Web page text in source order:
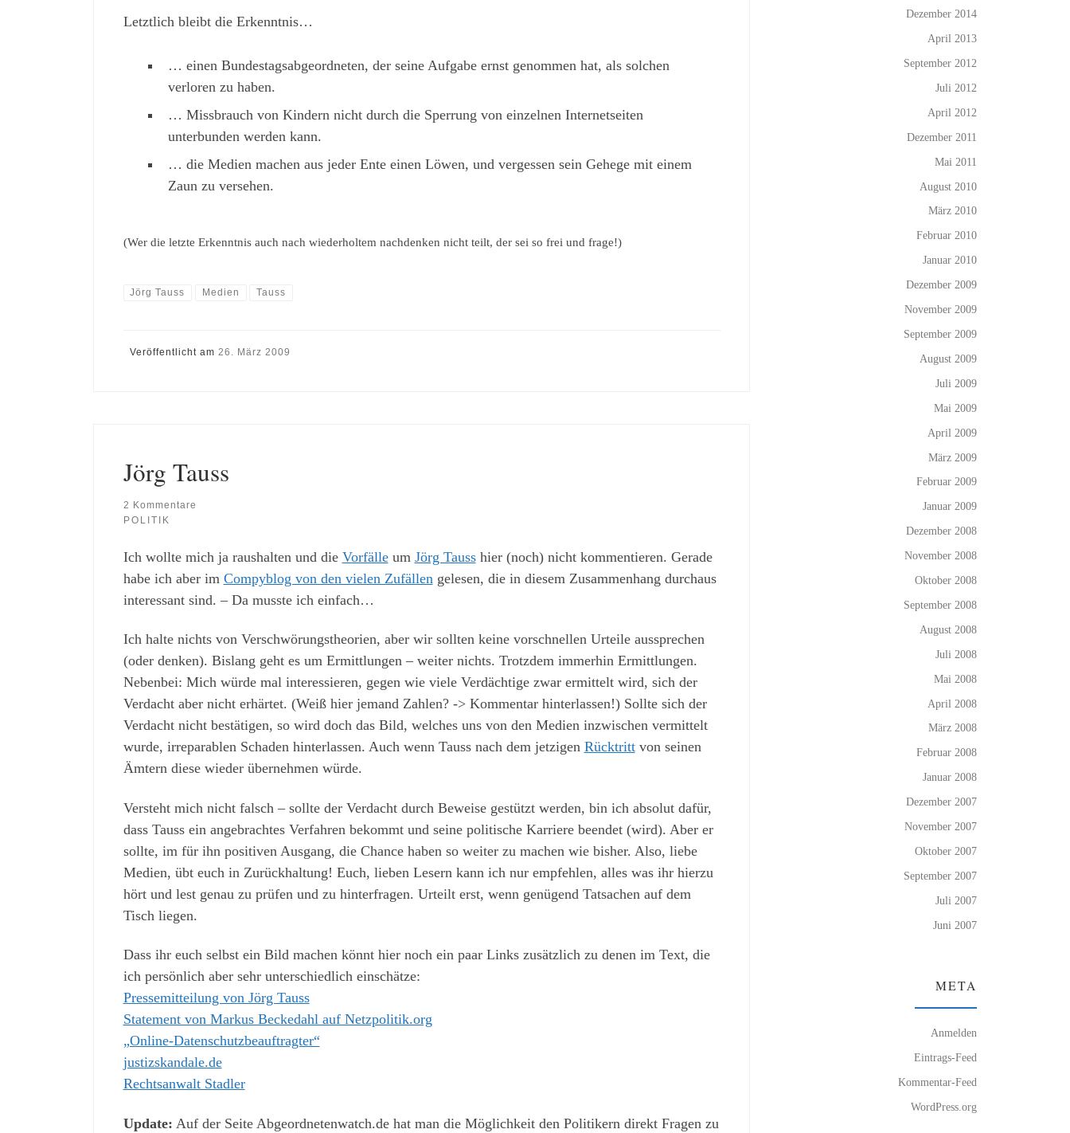
Letztlich bleibt die Erkenntnis…
… einen Bundestagsabgeordneten, der seine Aufgabe ernst genommen hat, als solchen
verloren zu haben.
… Missbrauch von Kindern nicht durch die Sperrung von einzelnen Internetseiten
unterbunden werden kann.
… die Medien machen aus jeder Ente einen Löwen, und vergessen sein Gehege mit einem
Zaun zu versehen.
(Wer die letzte Erkenntnis auch nach wiederholtem nachdenken nicht teilt, der sei so frei und frage!)
Jörg Tauss Medien Tauss
Veröffentlicht am 26. März 2009
Jörg Tauss
2 Kommentare
POLITIK
Ich wollte mich ja raushalten und die Vorfälleum Jörg Tausshier (noch) nicht kommentieren. Gerade
habe ich aber im Compyblog von den vielen Zufällen gelesen, die in diesem Zusammenhang durchaus
interessant sind. – Da musste ich einfach…
Ich halte nichts von Verschwörungstheorien, aber wir sollten keine vorschnellen Urteile aussprechen
(oder denken). Bislang geht es um Ermittlungen – weiter nichts. Trotzdem immerhin Ermittlungen.
Nebenbei: Mich würde mal interessieren, gegen wie viele Verdächtige zwar ermittelt wird, sich der
Verdacht aber nicht erhärtet. (Weiß hier jemand Zahlen? -> Kommentar hinterlassen!) Sollte sich der
Verdacht nicht bestätigen, so wird doch das Bild, welches uns von den Medien inzwischen vermittelt
wurde, irreparablen Schaden hinterlassen. Auch wenn Tauss nach dem jetzigen Rücktrittvon seinen
Ämtern diese wieder übernehmen würde.
Versteht mich nicht falsch – sollte der Verdacht durch Beweise gestützt werden, bin ich absolut dafür,
dass Tauss ein angebrachtes Verfahren bekommt und seine politische Karriere beendet (wird). Aber er
sollte, im für ihn positiven Ausgang, die Chance haben so weiter zu machen wie bisher. Also, liebe
Medien, übt euch in Zurückhaltung! Euch, lieben Lesern kann ich nur empfehlen, alles was ihr hierzu
hört und lest genau zu prüfen und zu hinterfragen. Urteilt erst, wenn genügend Tatsachen auf dem
Tisch liegen.
Dass ihr euch selbst ein Bild machen könnt hier noch ein paar Links zusätzlich zu denen im Text, die
ich persönlich aber sehr unterschiedlich einschätze:
Pressemitteilung von Jörg Tauss
Statement von Markus Beckedahl auf Netzpolitik.org
„Online-Datenschutzbeauftragter“
justizskandale.de
Rechtsanwalt Stadler
Update: Auf der Seite Abgeordnetenwatch.de hat man die Möglichkeit den Politikern direkt Fragen zu
Dezember 2014
April 2013
September 2012
Juli 2012
April 2012
Dezember 2011
Mai 2011
August 2010
März 2010
Februar 2010
Januar 2010
Dezember 2009
November 2009
September 2009
August 2009
Juli 2009
Mai 2009
April 2009
März 2009
Februar 2009
Januar 2009
Dezember 2008
November 2008
Oktober 2008
September 2008
August 2008
Juli 2008
Mai 2008
April 2008
März 2008
Februar 2008
Januar 2008
Dezember 2007
November 2007
Oktober 2007
September 2007
Juli 2007
Juni 2007
META
Anmelden
Eintrags-Feed
Kommentar-Feed
WordPress.org